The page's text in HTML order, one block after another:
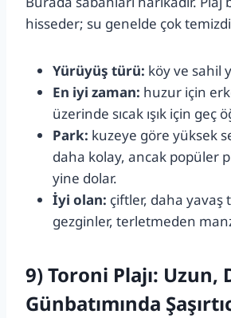
hisseder; su genelde çok
Yürüyüş türü: köy ve sahil
En iyi zaman: huzur için
üzerinde sıcak ışık için geç
Park: kuzeye göre yüksek
daha kolay, ancak popüler
yine dolar.
İyi olan: çiftler, daha yavaş
gezginler, terletmeden
9) Toroni Plajı: Uzun,
Günbatımında